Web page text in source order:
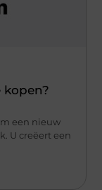
een nieuw
U creëert een